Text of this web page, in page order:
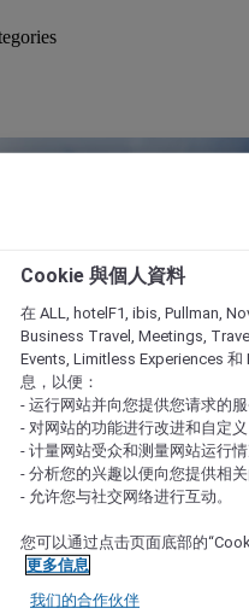
Cookie 與個人資料
在 ALL, hotelF1, ibis, Pullman,
Business Travel, Meetings,
Events, Limitless Experiences 和
息，以便：
- 运行网站并向您提供您请求的
- 对网站的功能进行改进和自定义
- 计量网站受众和测量网站运行
- 分析您的兴趣以便向您提供相
- 允许您与社交网络进行互动。
您可以通过点击页面底部的
更多信息
我们的合作伙伴